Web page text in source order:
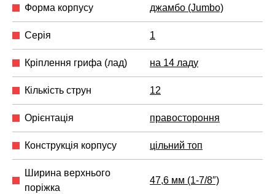
Форма корпусу джамбо (Jumbo)
Серія 1
Кріплення грифа (лад) на 14 ладу
Кількість струн 12
Орієнтація правостороння
Конструкція корпусу цільний топ
Ширина верхнього
поріжка
47,6 мм (1-7/8″)